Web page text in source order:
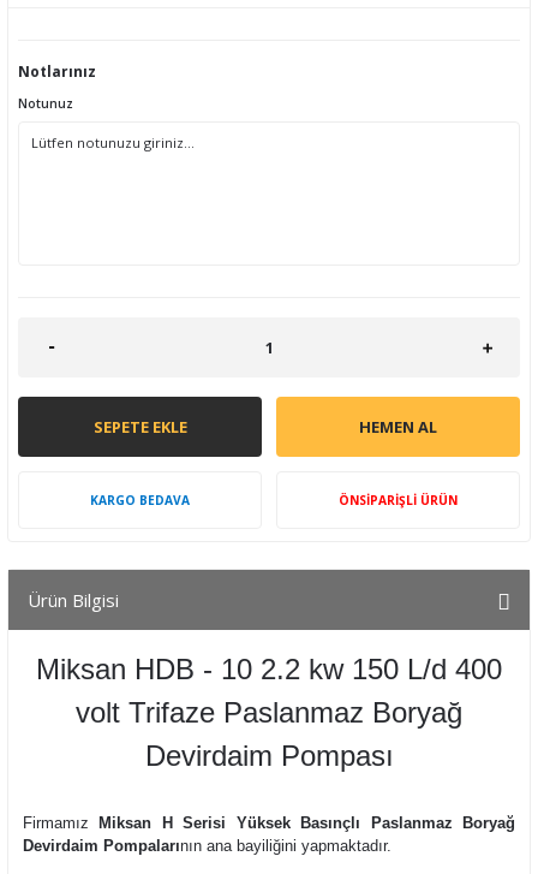
Notlarınız
Notunuz
SEPETE EKLE HEMEN AL
KARGO BEDAVA ÖNSİPARİŞLİ ÜRÜN
Ürün Bilgisi
Miksan HDB - 10 2.2 kw 150 L/d 400
volt Trifaze Paslanmaz Boryağ
Devirdaim Pompası
Firmamız
Miksan H Serisi Yüksek Basınçlı Paslanmaz Boryağ
Devirdaim Pompalarının ana bayiliğini yapmaktadır.